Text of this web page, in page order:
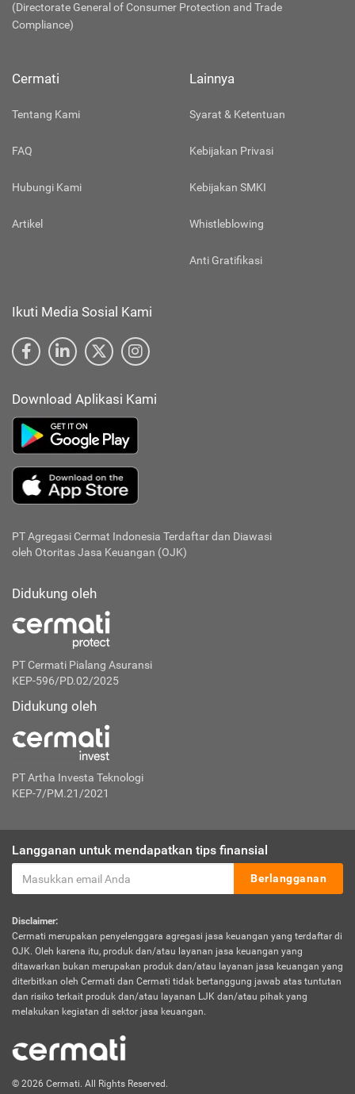
(Directorate General of Consumer Protection and Trade
Compliance)
Cermati
Tentang Kami
FAQ
Hubungi Kami
Artikel
Lainnya
Syarat & Ketentuan
Kebijakan Privasi
Kebijakan SMKI
Whistleblowing
Anti Gratifikasi
Ikuti Media Sosial Kami
Download Aplikasi Kami
PT Agregasi Cermat Indonesia Terdaftar dan Diawasi
oleh Otoritas Jasa Keuangan (OJK)
Didukung oleh
PT Cermati Pialang Asuransi
KEP-596/PD.02/2025
Didukung oleh
PT Artha Investa Teknologi
KEP-7/PM.21/2021
Langganan untuk mendapatkan tips finansial
Berlangganan
Disclaimer:
Cermati merupakan penyelenggara agregasi jasa keuangan yang terdaftar di
OJK. Oleh karena itu, produk dan/atau layanan jasa keuangan yang
ditawarkan bukan merupakan produk dan/atau layanan jasa keuangan yang
diterbitkan oleh Cermati dan Cermati tidak bertanggung jawab atas tuntutan
dan risiko terkait produk dan/atau layanan LJK dan/atau pihak yang
melakukan kegiatan di sektor jasa keuangan.
© 2026 Cermati. All Rights Reserved.